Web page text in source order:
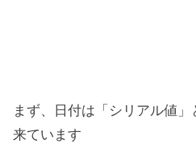
まず、日付は「シリアル値
来ています